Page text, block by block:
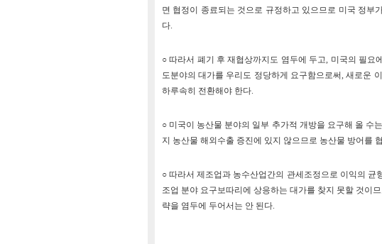
면 협정이 종료되는 것으로 규정하고 있으므로 미국 정부
다.
○ 따라서 폐기 후 재협상까지도 염두에 두고, 미국의 필요
도분야의 대가를 우리도 정당하게 요구함으로써, 새로운
하루속히 전환해야 한다.
○ 미국이 농산물 분야의 일부 추가적 개방을 요구해 올 수
지 농산물 해외수출 증진에 있지 않으므로 농산물 방어를
○ 따라서 제조업과 농수산업간의 관세조정으로 이익의 균
조업 분야 요구보따리에 상응하는 대가를 찾지 못할 것이
략을 염두에 두어서는 안 된다.